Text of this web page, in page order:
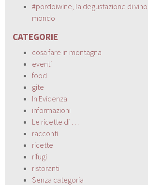
#pordoiwine, la degustazione di
mondo
CATEGORIE
cosa fare in montagna
eventi
food
gite
In Evidenza
informazioni
Le ricette di …
racconti
ricette
rifugi
ristoranti
Senza categoria